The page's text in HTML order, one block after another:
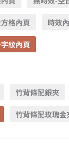
格內頁 時效
紋內頁
竹背條配銀夾
竹背條配玫瑰金